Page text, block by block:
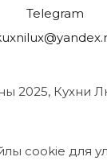
Telegram
2025, Кухни
cookie для